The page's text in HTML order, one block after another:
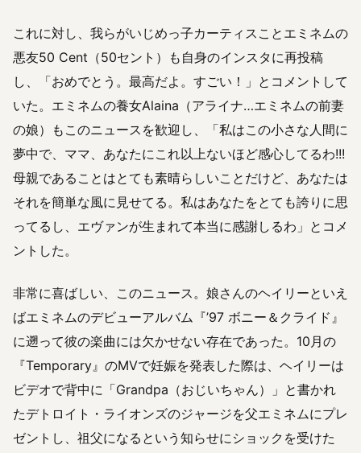
これに対し、我らがいじめっ子カーティスことエミネムの
悪友50 Cent（50セント）も自身のインスタに再投稿
し、「おめでとう。最高だよ。すごい！」とコメントして
いた。エミネムの養女Alaina（アライナ…エミネムの前妻
の娘）もこのニュースを歓迎し、「私はこの小さな人間に
夢中で、ママ、あなたにこれ以上ないほど感心してるわ!!!
母親であることはとても素晴らしいことだけど、あなたは
それを簡単な風に見せてる。私はあなたをとても誇りに思
ってるし、エヴァンが生まれて本当に感謝しるわ」とコメ
ントした。
非常に喜ばしい、このニュース。娘さんのヘイリーといえ
ばエミネムのデビューアルバム『’97 ボニー＆クライド』
に遡って彼の楽曲には欠かせない存在であった。10月の
『Temporary』のMVで妊娠を発表した際は、ヘイリーは
ビデオで背中に「Grandpa（おじいちゃん）」と書かれ
たデトロイト・ライオンズのジャージを父エミネムにプレ
ゼントし、祖父になるという知らせにショックを受けた